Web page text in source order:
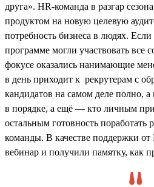
друга». HR-команда в разгар
продуктом на новую целевую
потребность бизнеса в людях.
программе могли участвовать все
фокусе оказались нанимающие
в день приходит к рекрутерам с
кандидатов на самом деле полно, а
в порядке, а ещё — кто личным
остальным готовность поработать
команды. В качестве поддержки
вебинар и получили памятку, как